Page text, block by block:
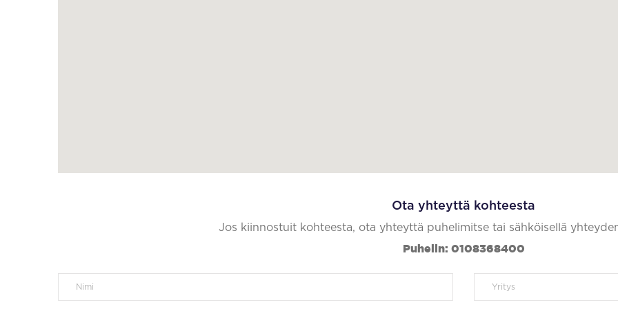
Ota yhteyttä kohteesta
Jos kiinnostuit kohteesta, ota yhteyttä puhelimitse tai sähköisellä
Puhelin: 0108368400